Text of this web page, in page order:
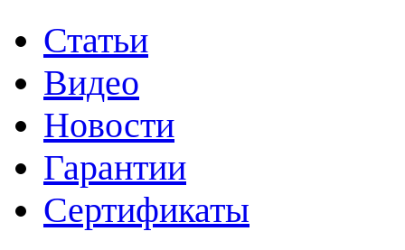
Статьи
Видео
Новости
Гарантии
Сертификаты